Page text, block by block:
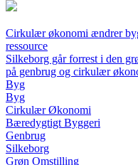
Cirkulær økonomi ændrer
ressource
Silkeborg går forrest i den
på genbrug og cirkulær
Byg
Byg
Cirkulær Økonomi
Bæredygtigt Byggeri
Genbrug
Silkeborg
Grøn Omstilling